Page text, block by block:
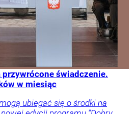
świadczenie.
w miesiąc
ubiegać się o środki na